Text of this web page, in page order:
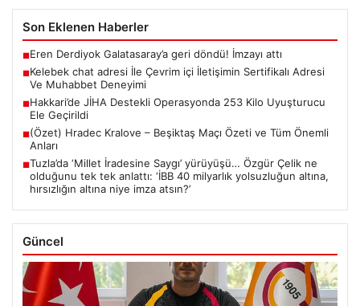
Son Eklenen Haberler
■Eren Derdiyok Galatasaray’a geri döndü! İmzayı attı
■Kelebek chat adresi İle Çevrim içi İletişimin Sertifikalı Adresi
Ve Muhabbet Deneyimi
■Hakkari’de JİHA Destekli Operasyonda 253 Kilo Uyuşturucu
Ele Geçirildi
■(Özet) Hradec Kralove – Beşiktaş Maçı Özeti ve Tüm Önemli
Anları
■Tuzla’da ‘Millet İradesine Saygı’ yürüyüşü… Özgür Çelik ne
olduğunu tek tek anlattı: ‘İBB 40 milyarlık yolsuzluğun altına,
hırsızlığın altına niye imza atsın?’
Güncel